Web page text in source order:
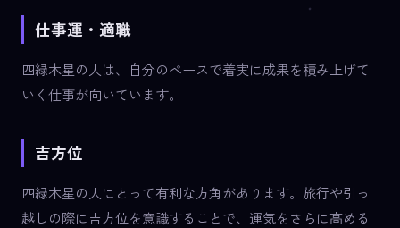
仕事運・適職
四緑木星の人は、自分のペースで着実に成果を積み上げて
いく仕事が向いています。
吉方位
四緑木星の人にとって有利な方角があります。旅行や引っ
越しの際に吉方位を意識することで、運気をさらに高める